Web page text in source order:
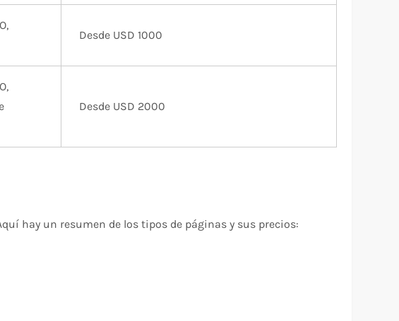
Desde USD 1000
Desde USD 2000
hay un resumen de los tipos de páginas y sus precios: